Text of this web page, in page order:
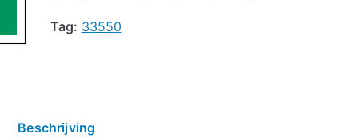
Tag: 33550
Beschrijving